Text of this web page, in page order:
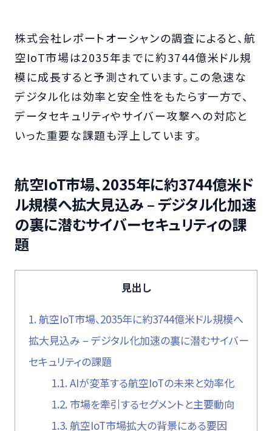
株式会社レポートオーシャンの調査によると、航
空IoT市場は2035年までに約3744億米ドル規
模に成長すると予測されています。この急速な
デジタル化は効率と安全性をもたらす一方で、
データセキュリティやサイバー攻撃への対応と
いった重要な課題も浮上しています。
航空IoT市場、2035年に約3744億米ド
ル規模へ拡大見込み – デジタル化加速
の裏に潜むサイバーセキュリティの課
題
見出し
1. 航空IoT市場、2035年に約3744億米ドル規模へ
拡大見込み – デジタル化加速の裏に潜むサイバー
セキュリティの課題
1.1. AIが変革する航空IoTの未来と効率化
1.2. 市場を牽引するセグメントと主要動向
1.3. 航空IoT市場拡大の背景にある要因